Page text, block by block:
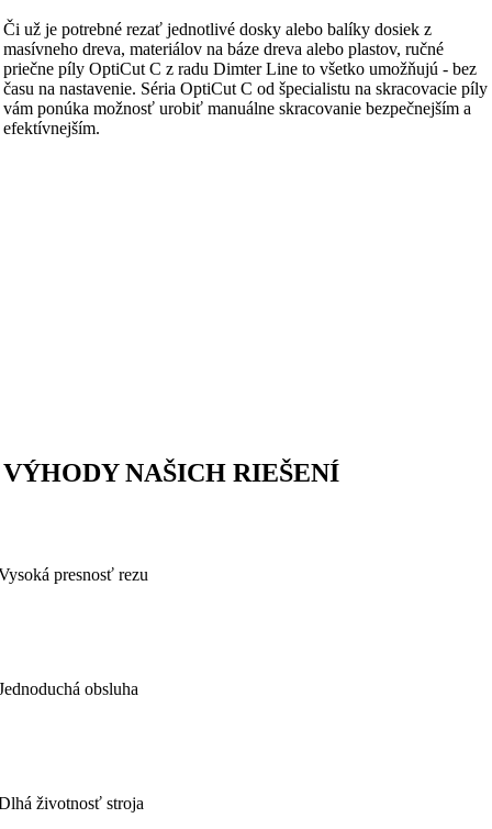
Či už je potrebné rezať jednotlivé dosky alebo balíky dosiek z
masívneho dreva, materiálov na báze dreva alebo plastov, ručné
priečne píly OptiCut C z radu Dimter Line to všetko umožňujú - bez
času na nastavenie. Séria OptiCut C od špecialistu na skracovacie píly
vám ponúka možnosť urobiť manuálne skracovanie bezpečnejším a
efektívnejším.
VÝHODY NAŠICH RIEŠENÍ
presnosť rezu
obsluha
životnosť stroja